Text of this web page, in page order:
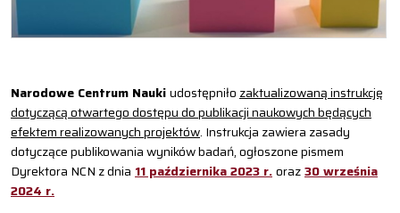
Narodowe Centrum Naukiudostępniło zaktualizowaną instrukcję
dotyczącą otwartego dostępu do publikacji naukowych będących
efektem realizowanych projektów. Instrukcja zawiera zasady
dotyczące publikowania wyników badań, ogłoszone pismem
Dyrektora NCN z dnia 11 października 2023 r.oraz30 września
2024 r.